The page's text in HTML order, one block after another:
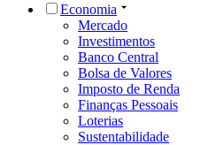
Economia
Mercado
Investimentos
Banco Central
Bolsa de Valores
Imposto de Renda
Finanças Pessoais
Loterias
Sustentabilidade